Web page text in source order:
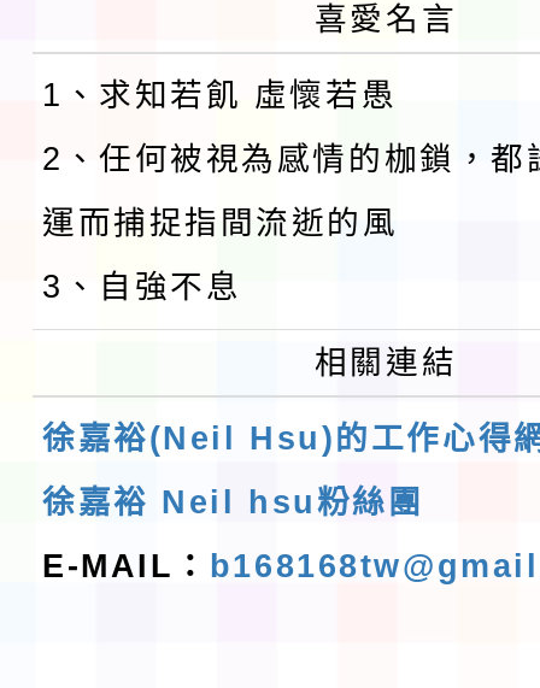
喜愛名言
1、求知若飢 虛懷若愚
2、任何被視為感情的枷鎖，都
運而捕捉指間流逝的風
3、自強不息
相關連結
徐嘉裕(Neil Hsu)的工作心得
徐嘉裕 Neil hsu粉絲團
E-MAIL：